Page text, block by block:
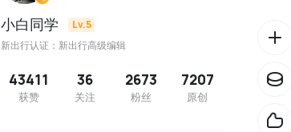
小白同学 Lv.5
新出行认证：新出行高级编辑
43411
获赞
36
关注
2673
粉丝
7207
原创